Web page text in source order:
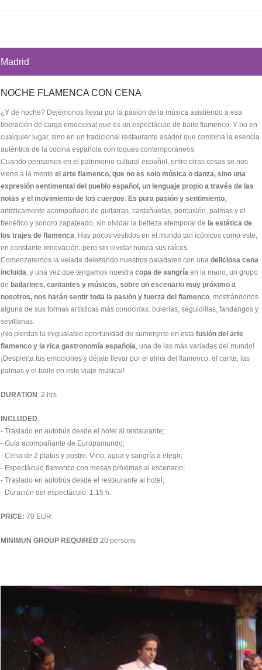
Madrid
NOCHE FLAMENCA CON CENA
¿Y de noche? Dejémonos llevar por la pasión de la música asistiendo a esa
liberación de carga emocional que es un espectáculo de baile flamenco. Y no en
cualquier lugar, sino en un tradicional restaurante asador que combina la esencia
auténtica de la cocina española con toques contemporáneos.
Cuando pensamos en el patrimonio cultural español, entre otras cosas se nos
viene a la mente el arte flamenco, que no es solo música o danza, sino una
expresión sentimental del pueblo español, un lenguaje propio a través de las
notas y el movimiento de los cuerpos. Es pura pasión y sentimiento,
artísticamente acompañado de guitarras, castañuelas, percusión, palmas y el
frenético y sonoro zapateado, sin olvidar la belleza atemporal de la estética de
los trajes de flamenca. Hay pocos vestidos en el mundo tan icónicos como este,
en constante renovación, pero sin olvidar nunca sus raíces.
Comenzaremos la velada deleitando nuestros paladares con una deliciosa cena
incluida, y una vez que tengamos nuestra copa de sangría en la mano, un grupo
de bailarines, cantantes y músicos, sobre un escenario muy próximo a
nosotros, nos harán sentir toda la pasión y fuerza del flamenco, mostrándonos
alguna de sus formas artísticas más conocidas: bulerías, seguidillas, fandangos y
sevillanas.
¡No pierdas la inigualable oportunidad de sumergirte en esta fusión del arte
flamenco y la rica gastronomía española, una de las más variadas del mundo!
¡Despierta tus emociones y déjate llevar por el alma del flamenco, el cante, las
palmas y el baile en este viaje musical!
DURATION : 2 hrs
INCLUDED:
- Traslado en autobús desde el hotel al restaurante;
- Guía acompañante de Europamundo;
- Cena de 2 platos y postre. Vino, agua y sangría a elegir;
- Espectáculo flamenco con mesas próximas al escenario;
- Traslado en autobús desde el restaurante al hotel;
- Duración del espectáculo: 1:15 h.
PRICE: 70 EUR
MINIMUN GROUP REQUIRED:20 persons